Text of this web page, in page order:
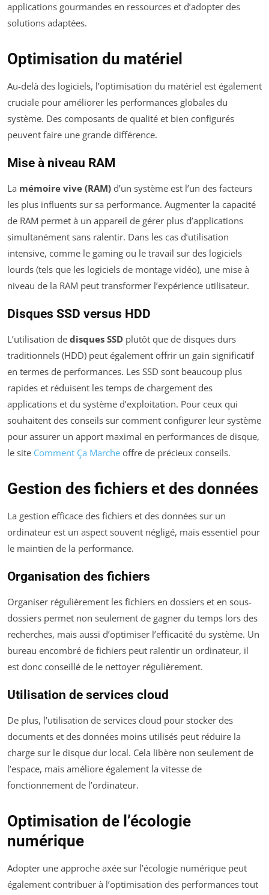
applications gourmandes en ressources et d’adopter des
solutions adaptées.
Optimisation du matériel
Au-delà des logiciels, l’optimisation du matériel est également
cruciale pour améliorer les performances globales du
système. Des composants de qualité et bien configurés
peuvent faire une grande différence.
Mise à niveau RAM
La mémoire vive (RAM) d’un système est l’un des facteurs
les plus influents sur sa performance. Augmenter la capacité
de RAM permet à un appareil de gérer plus d’applications
simultanément sans ralentir. Dans les cas d’utilisation
intensive, comme le gaming ou le travail sur des logiciels
lourds (tels que les logiciels de montage vidéo), une mise à
niveau de la RAM peut transformer l’expérience utilisateur.
Disques SSD versus HDD
L’utilisation de disques SSD plutôt que de disques durs
traditionnels (HDD) peut également offrir un gain significatif
en termes de performances. Les SSD sont beaucoup plus
rapides et réduisent les temps de chargement des
applications et du système d’exploitation. Pour ceux qui
souhaitent des conseils sur comment configurer leur système
pour assurer un apport maximal en performances de disque,
le site Comment Ça Marche offre de précieux conseils.
Gestion des fichiers et des données
La gestion efficace des fichiers et des données sur un
ordinateur est un aspect souvent négligé, mais essentiel pour
le maintien de la performance.
Organisation des fichiers
Organiser régulièrement les fichiers en dossiers et en sous-
dossiers permet non seulement de gagner du temps lors des
recherches, mais aussi d’optimiser l’efficacité du système. Un
bureau encombré de fichiers peut ralentir un ordinateur, il
est donc conseillé de le nettoyer régulièrement.
Utilisation de services cloud
De plus, l’utilisation de services cloud pour stocker des
documents et des données moins utilisés peut réduire la
charge sur le disque dur local. Cela libère non seulement de
l’espace, mais améliore également la vitesse de
fonctionnement de l’ordinateur.
Optimisation de l’écologie
numérique
Adopter une approche axée sur l’écologie numérique peut
également contribuer à l’optimisation des performances tout